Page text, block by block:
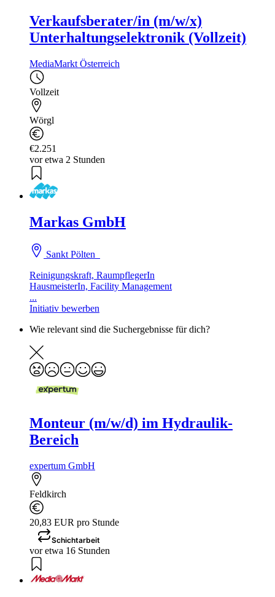
Verkaufsberater/in (m/w/x)
Unterhaltungselektronik (Vollzeit)
MediaMarkt Österreich
Vollzeit
Wörgl
€2.251
vor etwa 2 Stunden
Markas GmbH
Sankt Pölten
Reinigungskraft, RaumpflegerIn
HausmeisterIn, Facility Management
...
Initiativ bewerben
Wie relevant sind die Suchergebnisse für dich?
Monteur (m/w/d) im Hydraulik-
Bereich
expertum GmbH
Feldkirch
20,83 EUR pro Stunde
Schichtarbeit
vor etwa 16 Stunden